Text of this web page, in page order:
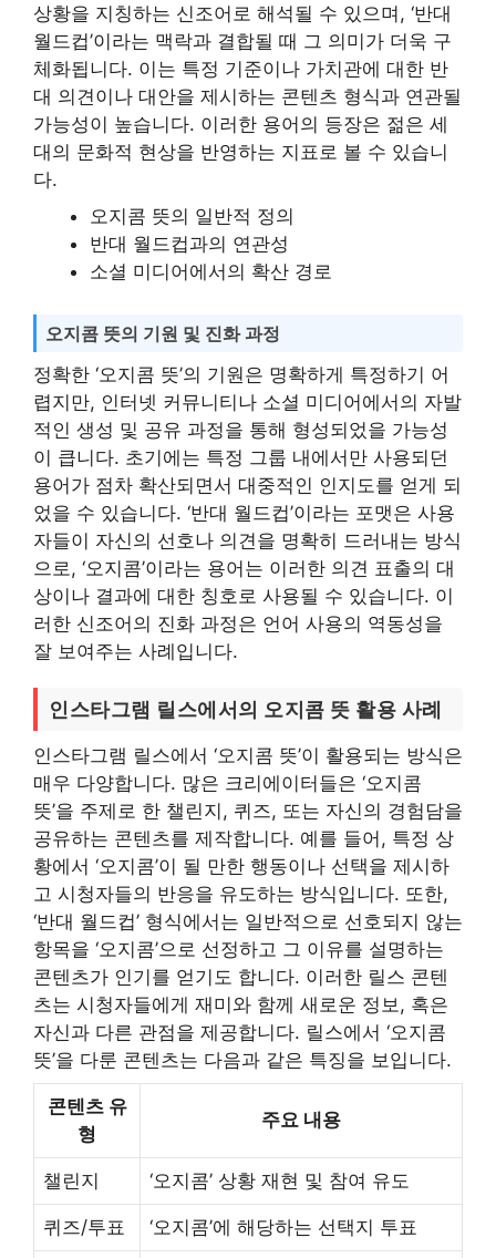
상황을 지칭하는 신조어로 해석될 수 있으며, ‘반대
월드컵’이라는 맥락과 결합될 때 그 의미가 더욱 구
체화됩니다. 이는 특정 기준이나 가치관에 대한 반
대 의견이나 대안을 제시하는 콘텐츠 형식과 연관될
가능성이 높습니다. 이러한 용어의 등장은 젊은 세
대의 문화적 현상을 반영하는 지표로 볼 수 있습니
다.
오지콤 뜻의 일반적 정의
반대 월드컵과의 연관성
소셜 미디어에서의 확산 경로
오지콤 뜻의 기원 및 진화 과정
정확한 ‘오지콤 뜻’의 기원은 명확하게 특정하기 어
렵지만, 인터넷 커뮤니티나 소셜 미디어에서의 자발
적인 생성 및 공유 과정을 통해 형성되었을 가능성
이 큽니다. 초기에는 특정 그룹 내에서만 사용되던
용어가 점차 확산되면서 대중적인 인지도를 얻게 되
었을 수 있습니다. ‘반대 월드컵’이라는 포맷은 사용
자들이 자신의 선호나 의견을 명확히 드러내는 방식
으로, ‘오지콤’이라는 용어는 이러한 의견 표출의 대
상이나 결과에 대한 칭호로 사용될 수 있습니다. 이
러한 신조어의 진화 과정은 언어 사용의 역동성을
잘 보여주는 사례입니다.
인스타그램 릴스에서의 오지콤 뜻 활용 사례
인스타그램 릴스에서 ‘오지콤 뜻’이 활용되는 방식은
매우 다양합니다. 많은 크리에이터들은 ‘오지콤
뜻’을 주제로 한 챌린지, 퀴즈, 또는 자신의 경험담을
공유하는 콘텐츠를 제작합니다. 예를 들어, 특정 상
황에서 ‘오지콤’이 될 만한 행동이나 선택을 제시하
고 시청자들의 반응을 유도하는 방식입니다. 또한,
‘반대 월드컵’ 형식에서는 일반적으로 선호되지 않는
항목을 ‘오지콤’으로 선정하고 그 이유를 설명하는
콘텐츠가 인기를 얻기도 합니다. 이러한 릴스 콘텐
츠는 시청자들에게 재미와 함께 새로운 정보, 혹은
자신과 다른 관점을 제공합니다. 릴스에서 ‘오지콤
뜻’을 다룬 콘텐츠는 다음과 같은 특징을 보입니다.
콘텐츠 유
형
주요 내용
챌린지 ‘오지콤’ 상황 재현 및 참여 유도
퀴즈/투표 ‘오지콤’에 해당하는 선택지 투표